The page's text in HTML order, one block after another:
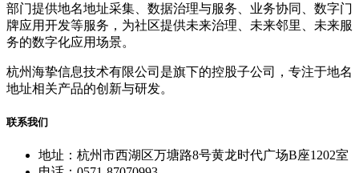
部门提供地名地址采集、数据治理与服务、业务协同、数字门
牌应用开发等服务，为社区提供未来治理、未来邻里、未来服
务的数字化应用场景。
杭州海挚信息技术有限公司是旗下的控股子公司，专注于地名
地址相关产品的创新与研发。
联系我们
地址：杭州市西湖区万塘路8号黄龙时代广场B座1202室